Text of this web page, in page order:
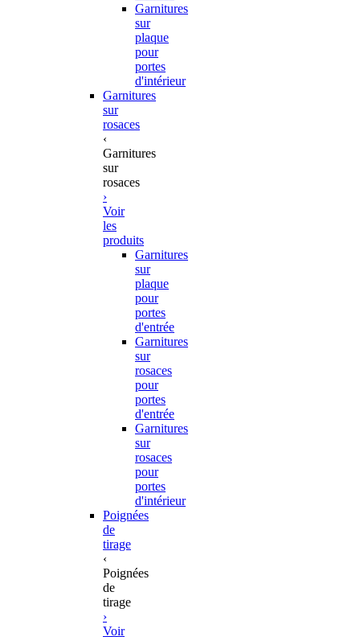
Garnitures
sur
plaque
pour
portes
d'intérieur
Garnitures
sur
rosaces
‹
Garnitures
sur
rosaces
›
Voir
les
produits
Garnitures
sur
plaque
pour
portes
d'entrée
Garnitures
sur
rosaces
pour
portes
d'entrée
Garnitures
sur
rosaces
pour
portes
d'intérieur
Poignées
de
tirage
‹
Poignées
de
tirage
›
Voir